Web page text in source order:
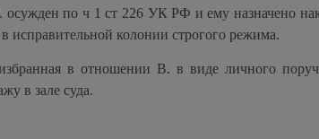
осужден по ч 1 ст 226 УК РФ и ему назначено
исправительной колонии строгого режима.
в отношении В. в виде личного
в зале суда.